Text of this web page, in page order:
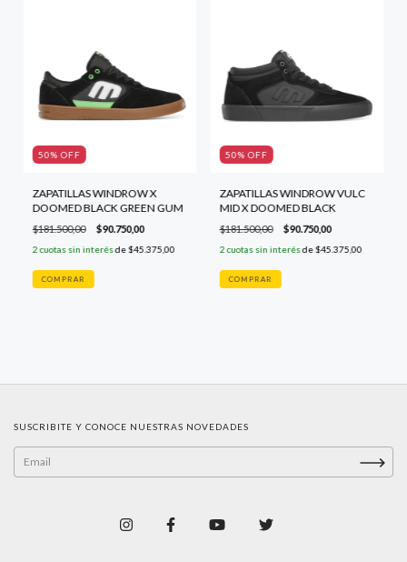
50% OFF
ZAPATILLAS WINDROW X
DOOMED BLACK GREEN GUM
$181.500,00 $90.750,00
2cuotas sin interésde$45.375,00
COMPRAR
50% OFF
ZAPATILLAS WINDROW VULC
MID X DOOMED BLACK
$181.500,00 $90.750,00
2cuotas sin interésde$45.375,00
COMPRAR
SUSCRIBITE Y CONOCE NUESTRAS NOVEDADES